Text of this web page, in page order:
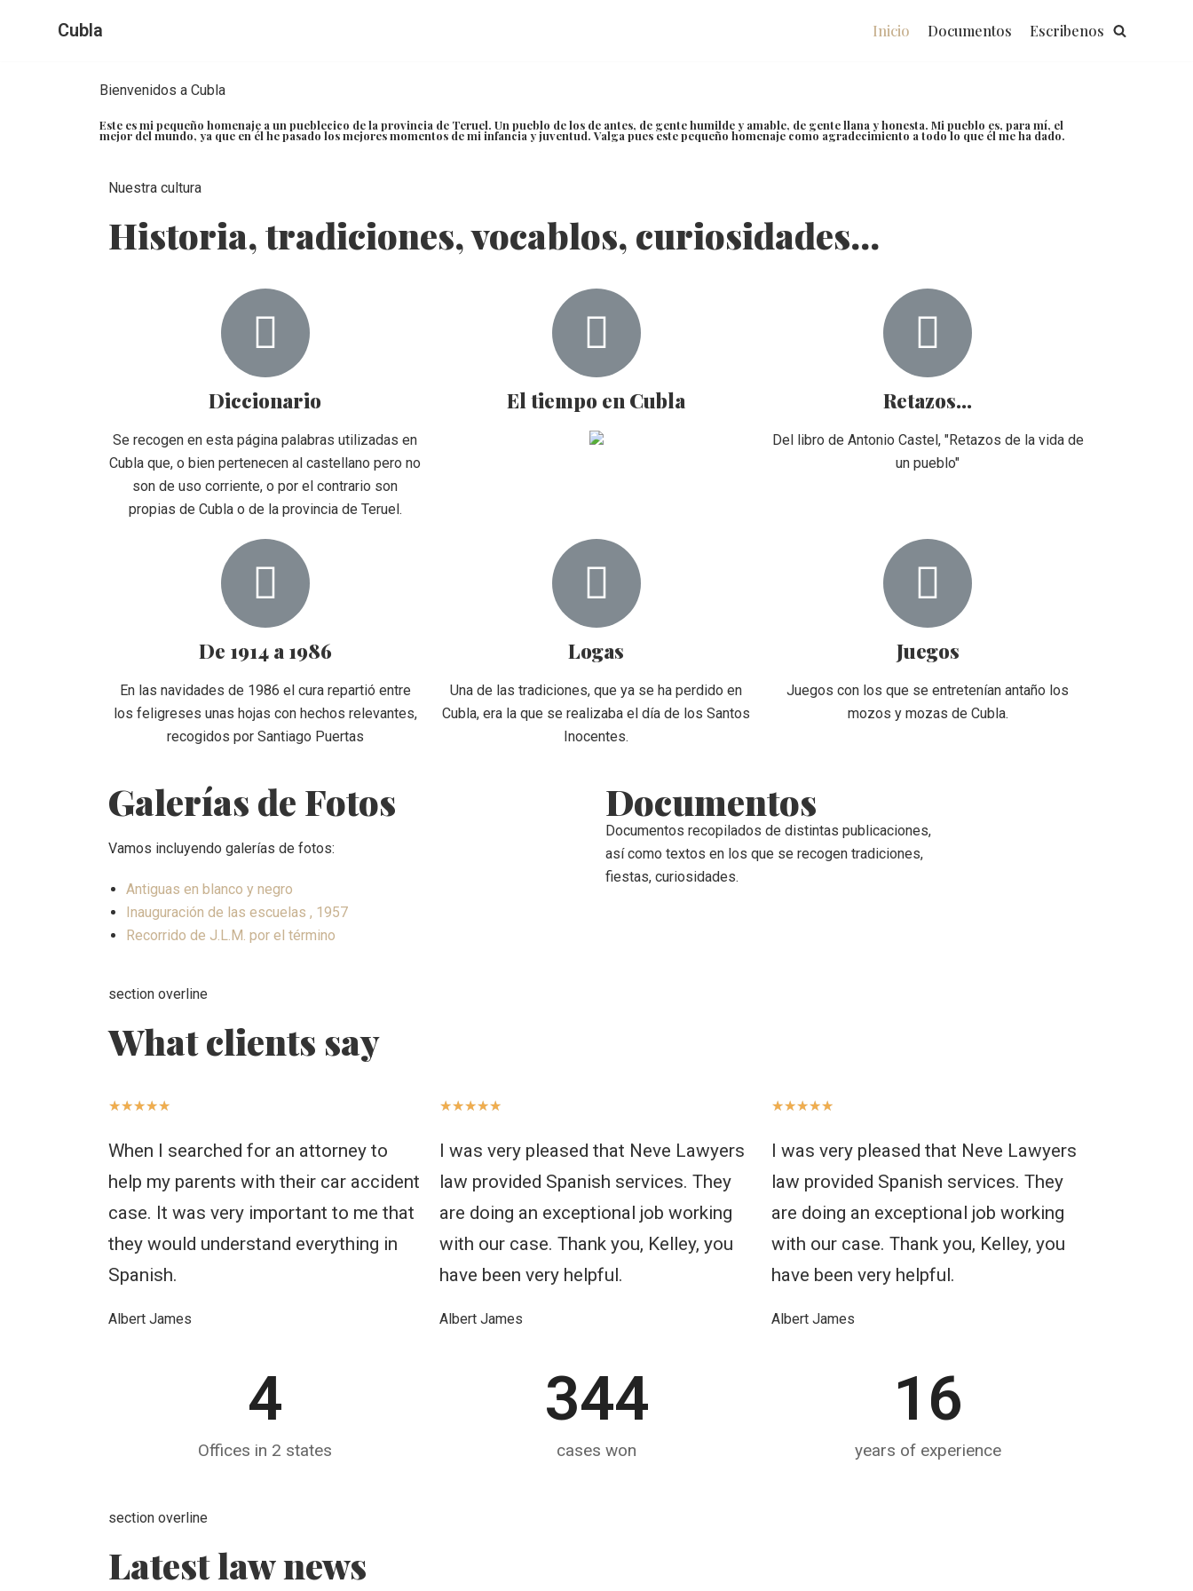
Cubla Inicio Documentos Escribenos
Bienvenidos a Cubla
Este es mi pequeño homenaje a un pueblecico de la provincia de Teruel. Un pueblo de los de antes, de gente humilde y amable, de gente llana y honesta. Mi pueblo es, para mí, el
mejor del mundo, ya que en él he pasado los mejores momentos de mi infancia y juventud. Valga pues este pequeño homenaje como agradecimiento a todo lo que él me ha dado.
Nuestra cultura
Historia, tradiciones, vocablos, curiosidades...
Diccionario
Se recogen en esta página palabras utilizadas en
Cubla que, o bien pertenecen al castellano pero no
son de uso corriente, o por el contrario son
propias de Cubla o de la provincia de Teruel.
El tiempo en Cubla Retazos...
Del libro de Antonio Castel, "Retazos de la vida de
un pueblo"
De 1914 a 1986
En las navidades de 1986 el cura repartió entre
los feligreses unas hojas con hechos relevantes,
recogidos por Santiago Puertas
Logas
Una de las tradiciones, que ya se ha perdido en
Cubla, era la que se realizaba el día de los Santos
Inocentes.
Juegos
Juegos con los que se entretenían antaño los
mozos y mozas de Cubla.
Galerías de Fotos
Vamos incluyendo galerías de fotos:
Antiguas en blanco y negro
Inauguración de las escuelas , 1957
Recorrido de J.L.M. por el término
Documentos
Documentos recopilados de distintas publicaciones,
así como textos en los que se recogen tradiciones,
fiestas, curiosidades.
section overline
What clients say
★★★★★
When I searched for an attorney to
help my parents with their car accident
case. It was very important to me that
they would understand everything in
Spanish.
Albert James
★★★★★
I was very pleased that Neve Lawyers
law provided Spanish services. They
are doing an exceptional job working
with our case. Thank you, Kelley, you
have been very helpful.
Albert James
★★★★★
I was very pleased that Neve Lawyers
law provided Spanish services. They
are doing an exceptional job working
with our case. Thank you, Kelley, you
have been very helpful.
Albert James
4
Offices in 2 states
344
cases won
16
years of experience
section overline
Latest law news